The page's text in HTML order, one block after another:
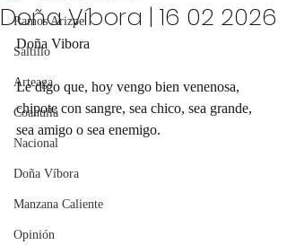
Ramos Arizpe
Saltillo
Arteaga
Coahuila
Nacional
Doña Víbora
Manzana Caliente
Opinión
Doña Víbora | 16 02 2026
Doña Vibora
Le digo que, hoy vengo bien venenosa,
chipote con sangre, sea chico, sea grande,
sea amigo o sea enemigo.